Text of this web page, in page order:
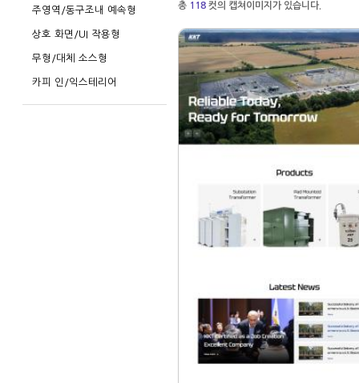
주영역/동구조내 예속형
상호 화면/UI 작용형
무형/대체 소스형
카피 인/익스테리어
총 118 컷의 캡쳐이미지가 있습니다.